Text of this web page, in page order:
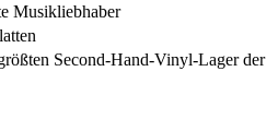
Musikliebhaber
Second-Hand-Vinyl-Lager der